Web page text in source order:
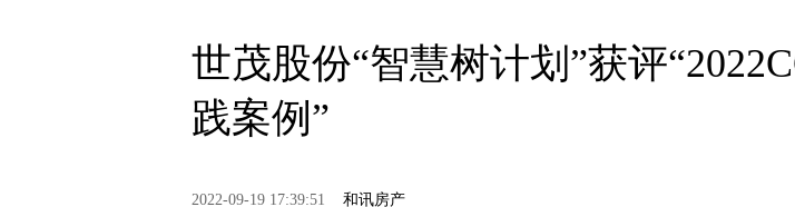
世茂股份“智慧树计划”获评
践案例”
2022-09-19 17:39:51 和讯房产